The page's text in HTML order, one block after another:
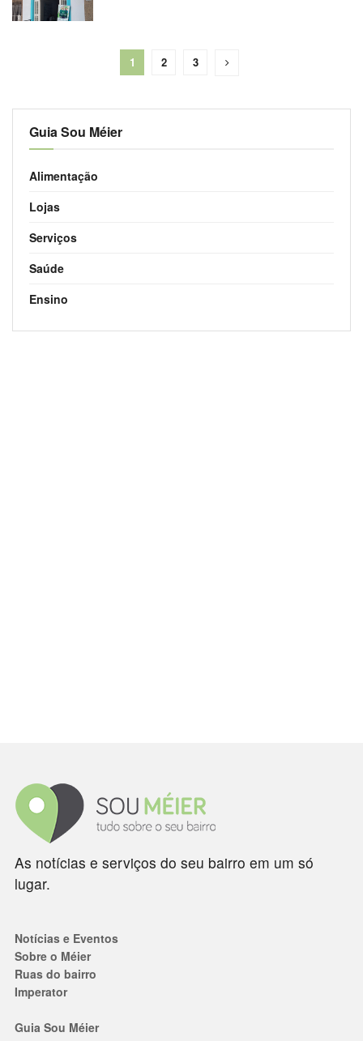
1 2 3
Guia Sou Méier
Alimentação
Lojas
Serviços
Saúde
Ensino
As notícias e serviços do seu bairro em um só
lugar.
Notícias e Eventos
Sobre o Méier
Ruas do bairro
Imperator
Guia Sou Méier